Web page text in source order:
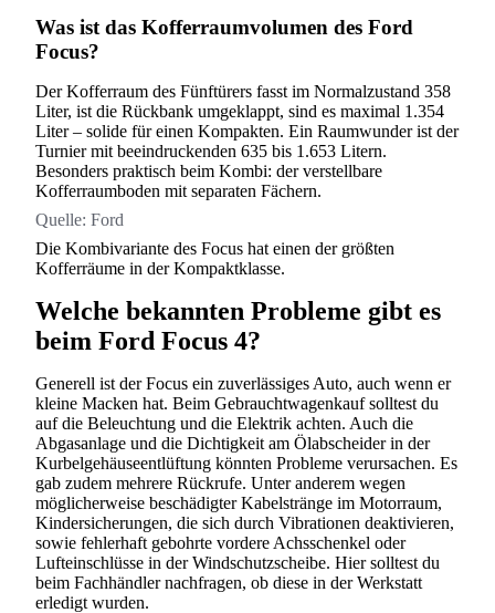
Was ist das Kofferraumvolumen des Ford
Focus?
Der Kofferraum des Fünftürers fasst im Normalzustand 358
Liter, ist die Rückbank umgeklappt, sind es maximal 1.354
Liter – solide für einen Kompakten. Ein Raumwunder ist der
Turnier mit beeindruckenden 635 bis 1.653 Litern.
Besonders praktisch beim Kombi: der verstellbare
Kofferraumboden mit separaten Fächern.
Quelle: Ford
Die Kombivariante des Focus hat einen der größten
Kofferräume in der Kompaktklasse.
Welche bekannten Probleme gibt es
beim Ford Focus 4?
Generell ist der Focus ein zuverlässiges Auto, auch wenn er
kleine Macken hat. Beim Gebrauchtwagenkauf solltest du
auf die Beleuchtung und die Elektrik achten. Auch die
Abgasanlage und die Dichtigkeit am Ölabscheider in der
Kurbelgehäuseentlüftung könnten Probleme verursachen. Es
gab zudem mehrere Rückrufe. Unter anderem wegen
möglicherweise beschädigter Kabelstränge im Motorraum,
Kindersicherungen, die sich durch Vibrationen deaktivieren,
sowie fehlerhaft gebohrte vordere Achsschenkel oder
Lufteinschlüsse in der Windschutzscheibe. Hier solltest du
beim Fachhändler nachfragen, ob diese in der Werkstatt
erledigt wurden.